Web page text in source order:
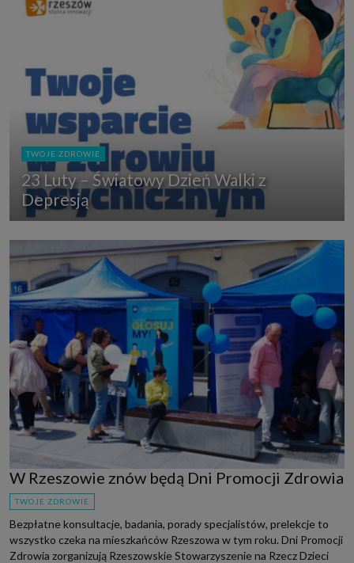
TWOJE ZDROWIE
23 Luty – Światowy Dzień Walki z
Depresją
W Rzeszowie znów będą Dni Promocji Zdrowia
TWOJE ZDROWIE
Bezpłatne konsultacje, badania, porady specjalistów, prelekcje to
wszystko czeka na mieszkańców Rzeszowa w tym roku. Dni Promocji
Zdrowia zorganizują Rzeszowskie Stowarzyszenie na Rzecz Dzieci